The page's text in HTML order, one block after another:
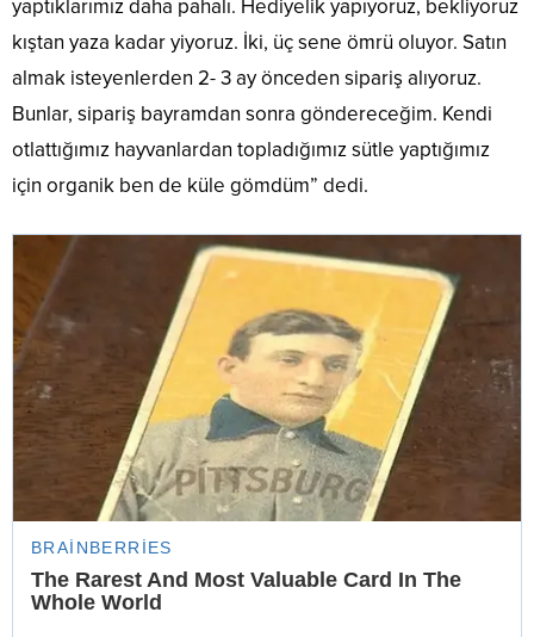
yaptıklarımız daha pahalı. Hediyelik yapıyoruz, bekliyoruz
kıştan yaza kadar yiyoruz. İki, üç sene ömrü oluyor. Satın
almak isteyenlerden 2- 3 ay önceden sipariş alıyoruz.
Bunlar, sipariş bayramdan sonra göndereceğim. Kendi
otlattığımız hayvanlardan topladığımız sütle yaptığımız
için organik ben de küle gömdüm” dedi.